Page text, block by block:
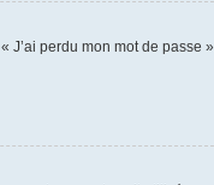
perdu mon mot de passe ».